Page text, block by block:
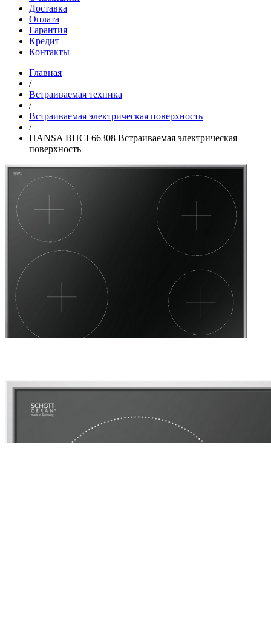
Доставка
Оплата
Гарантия
Кредит
Контакты
Главная
/
Встраиваемая техника
/
Встраиваемая электрическая поверхность
/
HANSA BHCI 66308 Встраиваемая электрическая
поверхность